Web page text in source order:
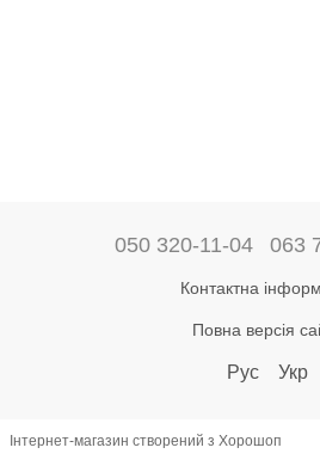
050 320-11-04 063
Контактна
Повна версія
Рус Укр
Інтернет-магазин створений з Хорошоп